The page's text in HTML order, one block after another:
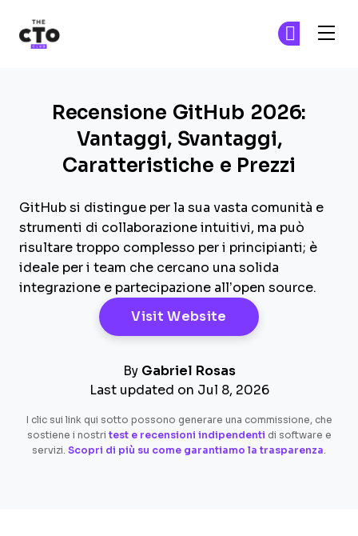
Recensione GitHub 2026:
Vantaggi, Svantaggi,
Caratteristiche e Prezzi
GitHub si distingue per la sua vasta comunità e
strumenti di collaborazione intuitivi, ma può
risultare troppo complesso per i principianti; è
ideale per i team che cercano una solida
integrazione e partecipazione all’open source.
Visit Website Opens New
By Gabriel Rosas
Last updated on Jul 8, 2026
I clic sui link qui sotto possono generare una commissione, che
sostiene i nostri test e recensioni indipendenti di software e
servizi. Scopri di più su come garantiamo la trasparenza.